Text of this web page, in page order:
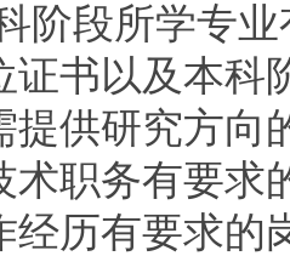
阶段所学专
证书以及本科
提供研究方向
术职务有要求
经历有要求的